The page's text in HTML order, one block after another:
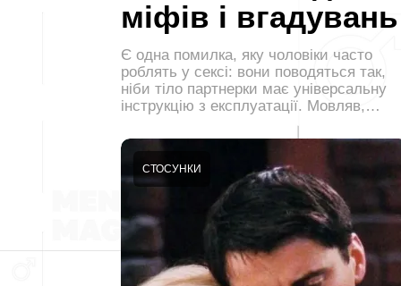
міфів і вгадувань
Є одна помилка, яку чоловіки часто
роблять у сексі: вони поводяться так,
ніби тіло партнерки має універсальну
інструкцію з експлуатації. Мовляв,…
СТОСУНКИ